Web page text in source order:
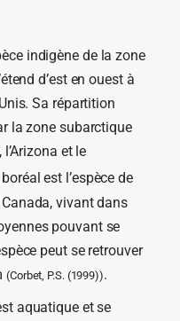
indigène de la zone
d’est en ouest à
Sa répartition
la zone subarctique
et le
est l’espèce de
vivant dans
pouvant se
peut se retrouver
(Corbet, P.S. (1999)).
aquatique et se